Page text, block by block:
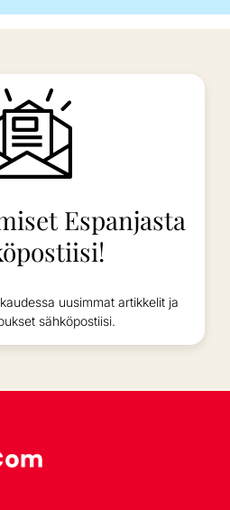
Espanjasta
uusimmat artikkelit ja
sähköpostiisi.